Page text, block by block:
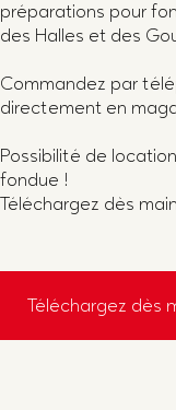
préparations pour
des Halles et des
Commandez par
directement en
Possibilité de
fondue !
Téléchargez dès
Téléchargez dès